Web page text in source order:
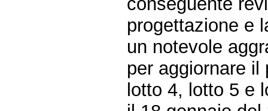
progettazione e
un notevole
per aggiornare
lotto 4, lotto 5 e